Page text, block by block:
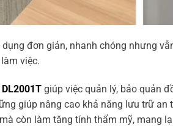
đơn giản, nhanh chóng nhưng
việc.
giúp việc quản lý, bảo quản
giúp nâng cao khả năng lưu trữ an
còn làm tăng tính thẩm mỹ, mang